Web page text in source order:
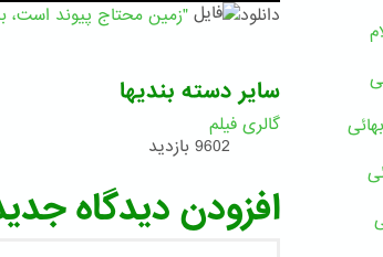
دانلود "زمین محتاج پیوند
سایر دسته بندیها
گالری فیلم
9602 بازدید
افزودن دیدگاه